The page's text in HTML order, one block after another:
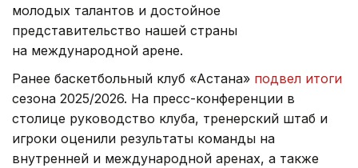
молодых талантов и достойное
представительство нашей страны
на международной арене.
Ранее баскетбольный клуб «Астана» подвел итоги
сезона 2025/2026. На пресс-конференции в
столице руководство клуба, тренерский штаб и
игроки оценили результаты команды на
внутренней и международной аренах, а также